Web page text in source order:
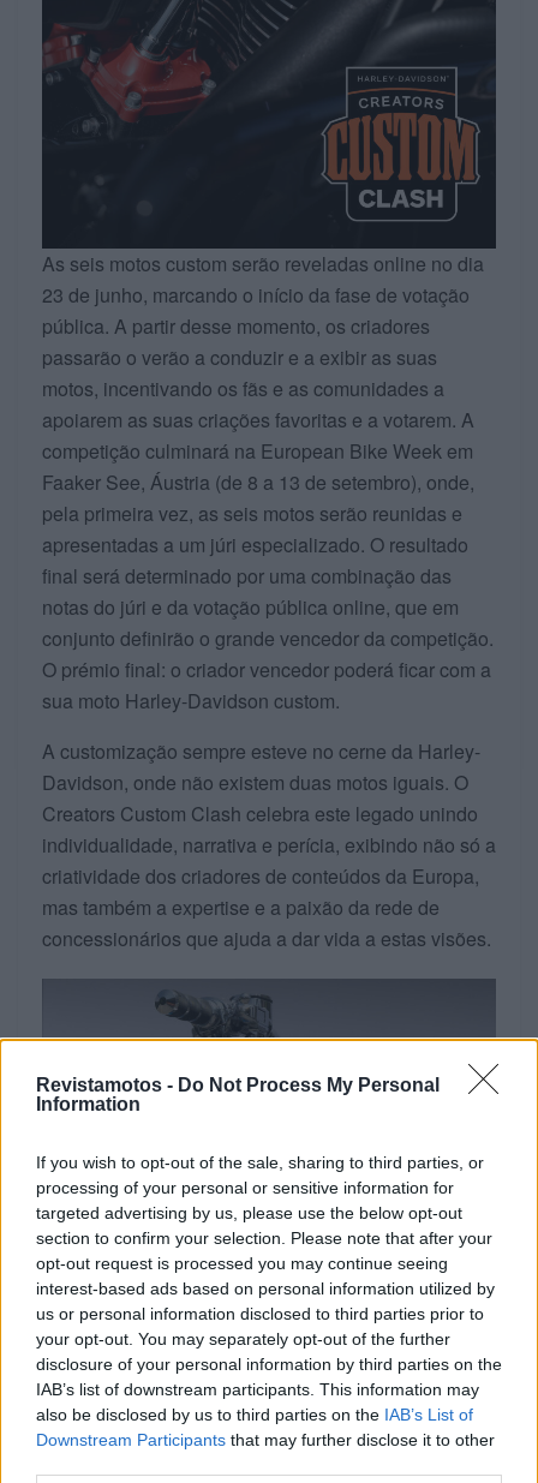
Revistamotos - Do Not Process My Personal
Information
If you wish to opt-out of the sale, sharing to third parties, or
processing of your personal or sensitive information for
targeted advertising by us, please use the below opt-out
section to confirm your selection. Please note that after your
opt-out request is processed you may continue seeing
interest-based ads based on personal information utilized by
us or personal information disclosed to third parties prior to
your opt-out. You may separately opt-out of the further
disclosure of your personal information by third parties on the
IAB’s list of downstream participants. This information may
also be disclosed by us to third parties on the IAB’s List of
Downstream Participants that may further disclose it to other
As seis motos custom serão reveladas online no dia
23 de junho, marcando o início da fase de votação
pública. A partir desse momento, os criadores
passarão o verão a conduzir e a exibir as suas
motos, incentivando os fãs e as comunidades a
apoiarem as suas criações favoritas e a votarem. A
competição culminará na European Bike Week em
Faaker See, Áustria (de 8 a 13 de setembro), onde,
pela primeira vez, as seis motos serão reunidas e
apresentadas a um júri especializado. O resultado
final será determinado por uma combinação das
notas do júri e da votação pública online, que em
conjunto definirão o grande vencedor da competição.
O prémio final: o criador vencedor poderá ficar com a
sua moto Harley-Davidson custom.
A customização sempre esteve no cerne da Harley-
Davidson, onde não existem duas motos iguais. O
Creators Custom Clash celebra este legado unindo
individualidade, narrativa e perícia, exibindo não só a
criatividade dos criadores de conteúdos da Europa,
mas também a expertise e a paixão da rede de
concessionários que ajuda a dar vida a estas visões.